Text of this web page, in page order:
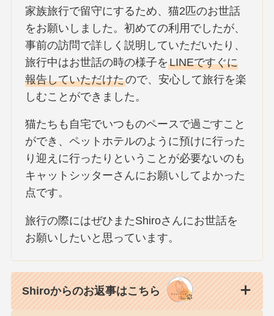
家族旅行で留守にするため、猫2匹のお世話
をお願いしました。初めての利用でしたが、
事前の訪問で詳しく説明していただいたり、
旅行中はお世話の時の様子をLINEですぐに
報告していただけたので、安心して旅行を楽
しむことができました。
猫たちも自宅でいつものペースで過ごすこと
ができ、ペットホテルのように預けに行った
り迎えに行ったりということが必要ないのも
キャットシッターさんにお願いしてよかった
点です。
旅行の際にはぜひまたShiroさんにお世話を
お願いしたいと思っています。
Shiroからのお返事はこちら